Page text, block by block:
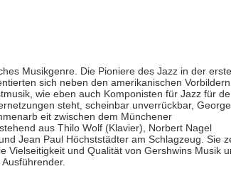
Musikgenre. Die Pioniere des Jazz in der
sich neben den amerikanischen Vorbildern
wie eben auch Komponisten für Jazz für
steht, scheinbar unverrückbar, George
eit zwischen dem Münchener
aus Thilo Wolf (Klavier), Norbert Nagel
Jean Paul Höchststädter am Schlagzeug. Sie
Vielseitigkeit und Qualität von Gershwins Musik